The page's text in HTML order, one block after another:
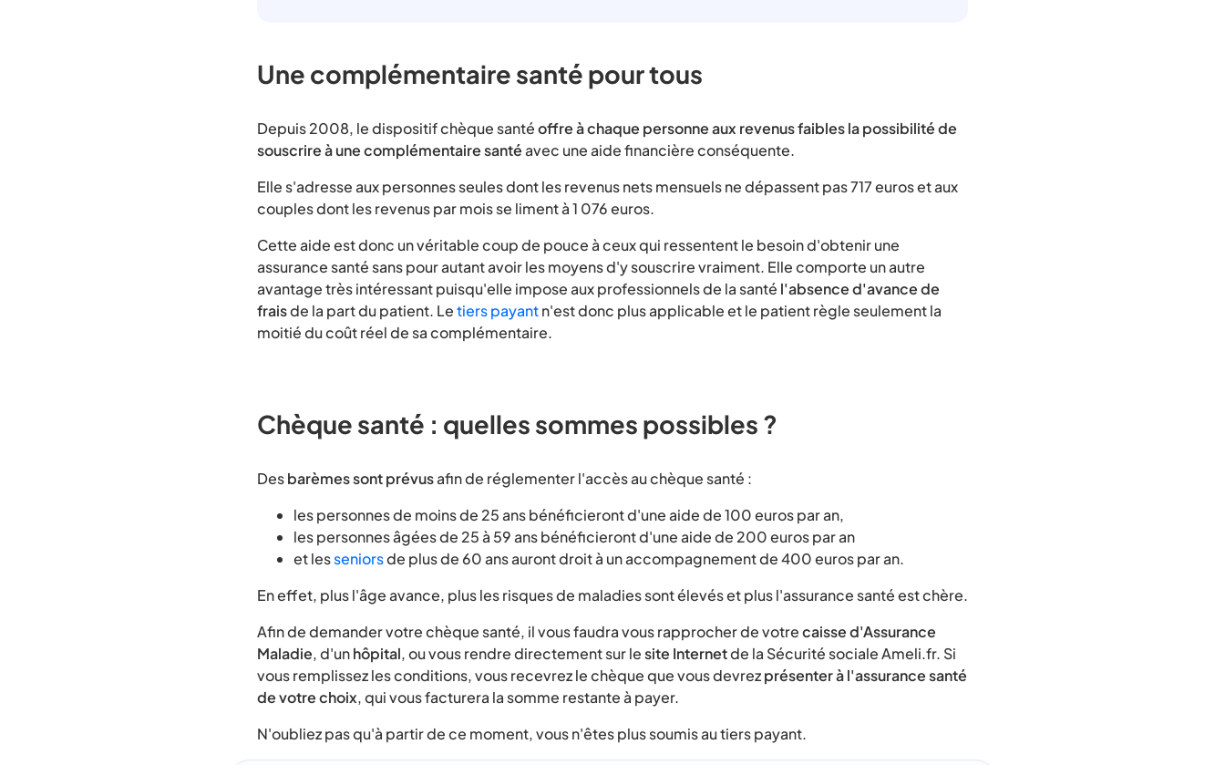
Une complémentaire santé pour tous
Depuis 2008, le dispositif chèque santéoffre à chaque personne aux revenus faibles la possibilité de
souscrire à une complémentaire santéavec une aide financière conséquente.
Elle s'adresse aux personnes seules dont les revenus nets mensuels ne dépassent pas 717 euros et aux
couples dont les revenus par mois se liment à 1 076 euros.
Cette aide est donc un véritable coup de pouce à ceux qui ressentent le besoin d'obtenir une
assurance santé sans pour autant avoir les moyens d'y souscrire vraiment. Elle comporte un autre
avantage très intéressant puisqu'elle impose aux professionnels de la santé l'absence d'avance de
fraisde la part du patient. Letiers payantn'est donc plus applicable et le patient règle seulement la
moitié du coût réel de sa complémentaire.
Chèque santé : quelles sommes possibles ?
Desbarèmes sont prévusafin de réglementer l'accès au chèque santé :
les personnes de moins de 25 ans bénéficieront d'une aide de 100 euros par an,
les personnes âgées de 25 à 59 ans bénéficieront d'une aide de 200 euros par an
et lesseniorsde plus de 60 ans auront droit à un accompagnement de 400 euros par an.
En effet, plus l'âge avance, plus les risques de maladies sont élevés et plus l'assurance santé est chère.
Afin de demander votre chèque santé, il vous faudra vous rapprocher de votrecaisse d'Assurance
Maladie, d'unhôpital, ou vous rendre directement sur lesite Internetde la Sécurité sociale Ameli.fr. Si
vous remplissez les conditions, vous recevrez le chèque que vous devrezprésenter à l'assurance santé
de votre choix, qui vous facturera la somme restante à payer.
N'oubliez pas qu'à partir de ce moment, vous n'êtes plus soumis au tiers payant.